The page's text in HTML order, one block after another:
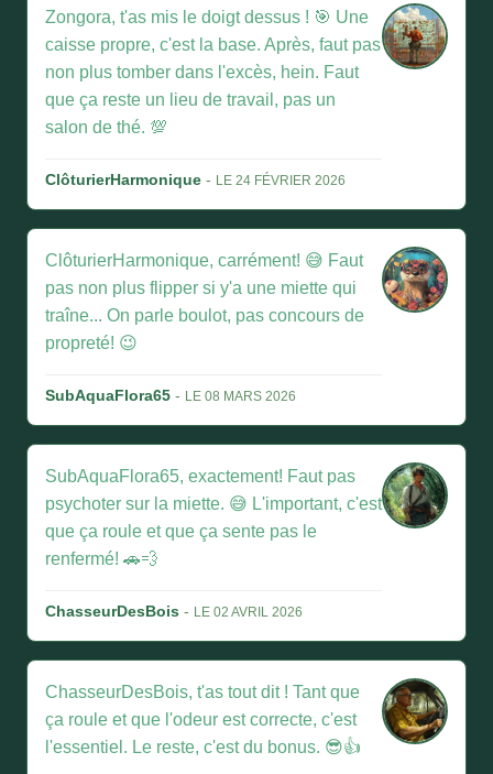
Zongora, t'as mis le doigt dessus ! 🎯 Une
caisse propre, c'est la base. Après, faut pas
non plus tomber dans l'excès, hein. Faut
que ça reste un lieu de travail, pas un
salon de thé. 💯
ClôturierHarmonique - LE 24 FÉVRIER 2026
ClôturierHarmonique, carrément! 😅 Faut
pas non plus flipper si y'a une miette qui
traîne... On parle boulot, pas concours de
propreté! 😉
SubAquaFlora65 - LE 08 MARS 2026
SubAquaFlora65, exactement! Faut pas
psychoter sur la miette. 😅 L'important, c'est
que ça roule et que ça sente pas le
renfermé! 🚗💨
ChasseurDesBois - LE 02 AVRIL 2026
ChasseurDesBois, t'as tout dit ! Tant que
ça roule et que l'odeur est correcte, c'est
l'essentiel. Le reste, c'est du bonus. 😎👍